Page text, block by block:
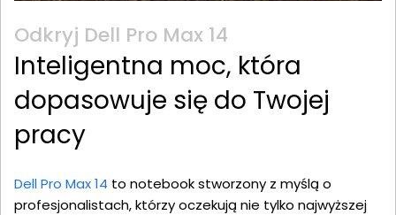
Odkryj Dell Pro Max 14
Inteligentna moc, która
dopasowuje się do Twojej
pracy
Dell Pro Max 14 to notebook stworzony z myślą o
profesjonalistach, którzy oczekują nie tylko najwyższej